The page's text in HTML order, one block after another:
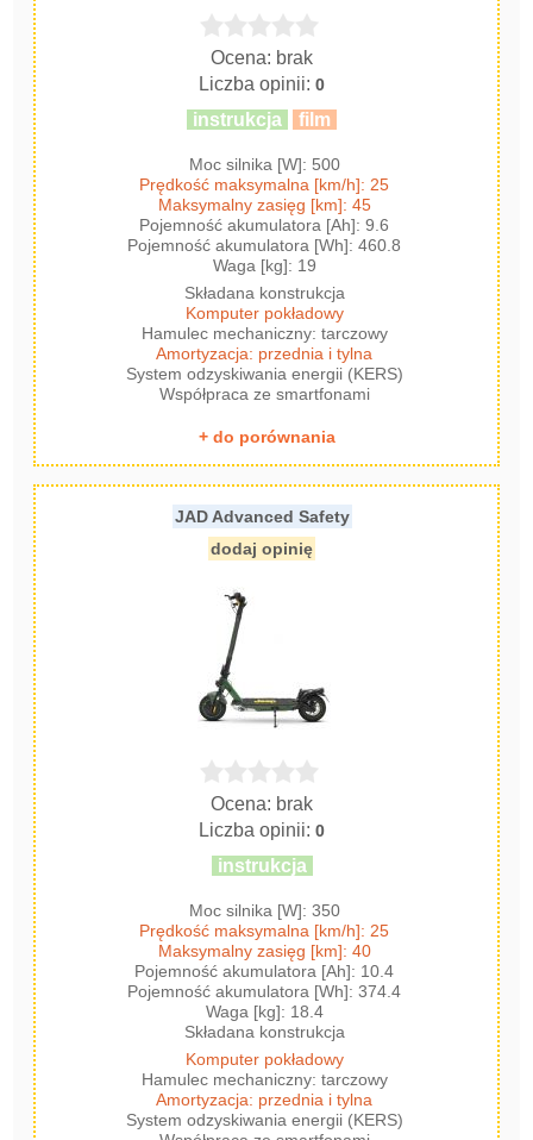
Ocena: brak
Liczba opinii:0
instrukcja film
Moc silnika [W]: 500
Prędkość maksymalna [km/h]: 25
Maksymalny zasięg [km]: 45
Pojemność akumulatora [Ah]: 9.6
Pojemność akumulatora [Wh]: 460.8
Waga [kg]: 19
Składana konstrukcja
Komputer pokładowy
Hamulec mechaniczny: tarczowy
Amortyzacja: przednia i tylna
System odzyskiwania energii (KERS)
Współpraca ze smartfonami
+ do porównania
JAD Advanced Safety
dodaj opinię
Ocena: brak
Liczba opinii:0
instrukcja
Moc silnika [W]: 350
Prędkość maksymalna [km/h]: 25
Maksymalny zasięg [km]: 40
Pojemność akumulatora [Ah]: 10.4
Pojemność akumulatora [Wh]: 374.4
Waga [kg]: 18.4
Składana konstrukcja
Komputer pokładowy
Hamulec mechaniczny: tarczowy
Amortyzacja: przednia i tylna
System odzyskiwania energii (KERS)